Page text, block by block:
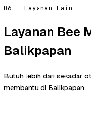
06 — Layanan Lain
Layanan Bee
Balikpapan
Butuh lebih dari sekadar
membantu di Balikpapan.